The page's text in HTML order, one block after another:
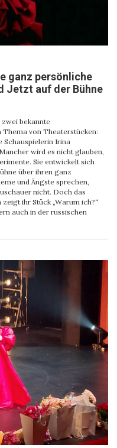
ganz persönliche
Jetzt auf der Bühne
zwei bekannte
Thema von Theaterstücken:
Schauspielerin Irina
wird es nicht glauben,
Sie entwickelt sich
über ihren ganz
und Ängste sprechen,
nicht. Doch das
ihr Stück „Warum ich?“
auch in der russischen